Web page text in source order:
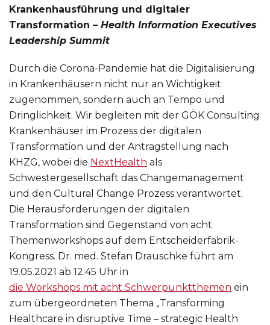
Krankenhausführung und digitaler
Transformation – Health Information Executives
Leadership Summit
Durch die Corona-Pandemie hat die Digitalisierung
in Krankenhäusern nicht nur an Wichtigkeit
zugenommen, sondern auch an Tempo und
Dringlichkeit. Wir begleiten mit der GÖK Consulting
Krankenhäuser im Prozess der digitalen
Transformation und der Antragstellung nach
KHZG, wobei die NextHealth als
Schwestergesellschaft das Changemanagement
und den Cultural Change Prozess verantwortet.
Die Herausforderungen der digitalen
Transformation sind Gegenstand von acht
Themenworkshops auf dem Entscheiderfabrik-
Kongress. Dr. med. Stefan Drauschke führt am
19.05.2021 ab 12:45 Uhr in
die Workshops mit acht Schwerpunktthemen ein
zum übergeordneten Thema „Transforming
Healthcare in disruptive Time – strategic Health